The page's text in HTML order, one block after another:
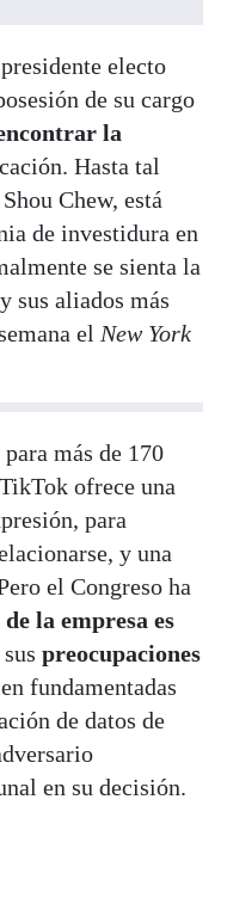
electo
de su cargo
la
Hasta tal
Chew, está
de investidura en
se sienta la
sus aliados más
el New York
más de 170
ofrece una
para
y una
el Congreso ha
la empresa es
preocupaciones
fundamentadas
de datos de
en su decisión.